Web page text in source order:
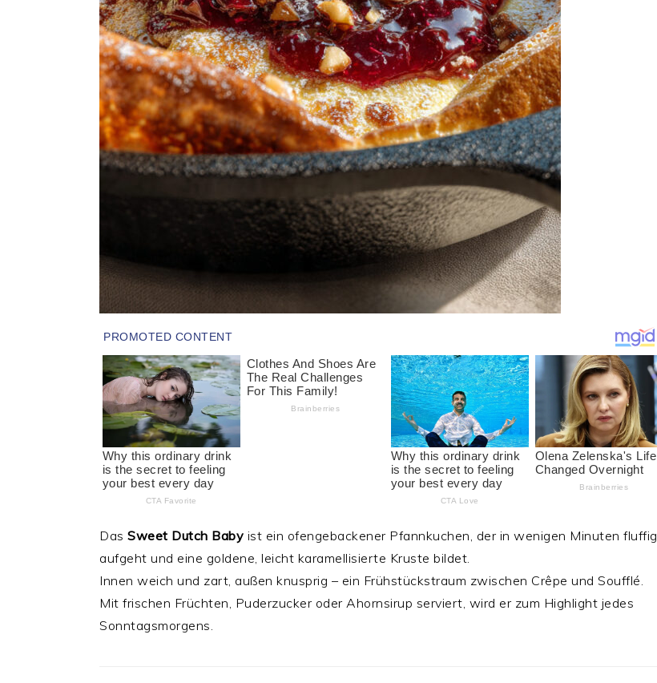
Das Sweet Dutch Baby ist ein ofengebackener Pfannkuchen, der in wenigen Minuten fluffig
aufgeht und eine goldene, leicht karamellisierte Kruste bildet.
Innen weich und zart, außen knusprig – ein Frühstückstraum zwischen Crêpe und Soufflé.
Mit frischen Früchten, Puderzucker oder Ahornsirup serviert, wird er zum Highlight jedes
Sonntagsmorgens.